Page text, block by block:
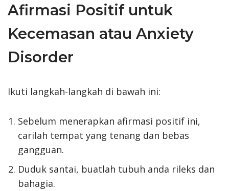
Afirmasi Positif untuk
Kecemasan atau Anxiety
Disorder
Ikuti langkah-langkah di bawah ini:
Sebelum menerapkan afirmasi positif ini,
carilah tempat yang tenang dan bebas
gangguan.
Duduk santai, buatlah tubuh anda rileks dan
bahagia.